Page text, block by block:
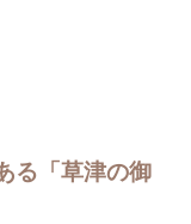
る「草津の御